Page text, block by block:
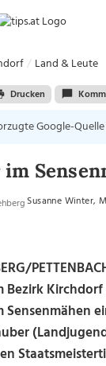
Land & Leute
Drucken
Google-
Susanne Winter,
Bezirk